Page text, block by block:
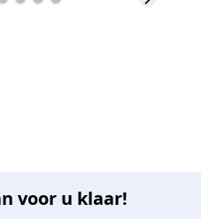
voor u klaar!